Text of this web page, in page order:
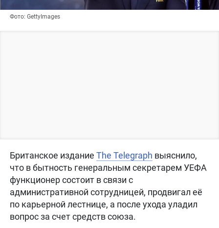
Фото: GettyImages
Британское издание The Telegraph выяснило,
что в бытность генеральным секретарем УЕФА
функционер состоит в связи с
административной сотрудницей, продвигал её
по карьерной лестнице, а после ухода уладил
вопрос за счет средств союза.